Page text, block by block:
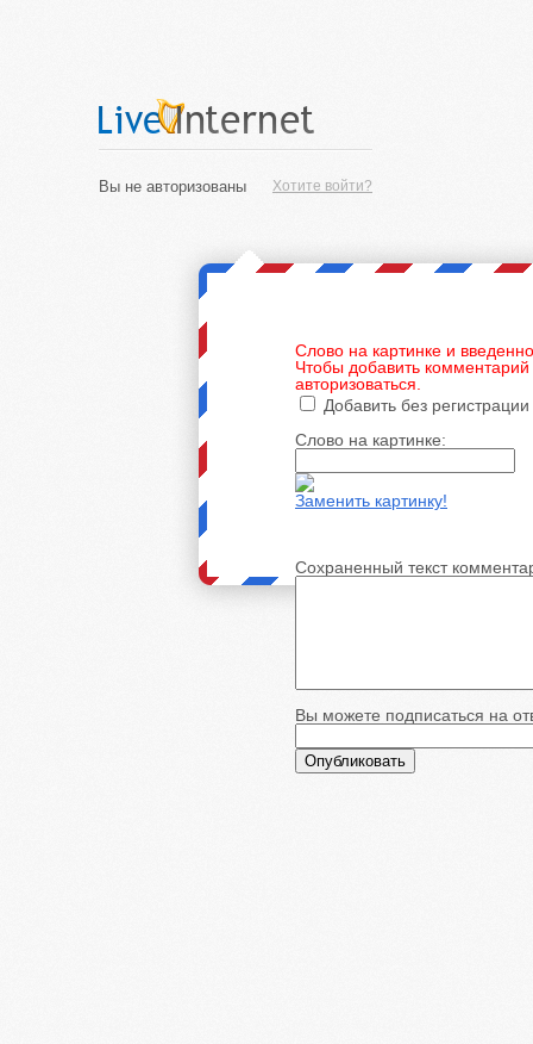
Хотите войти?
Вы не авторизованы
Слово на картинке и
Чтобы добавить комментарий
авторизоваться.
Добавить без регистрации
Слово на картинке:
Заменить картинку!
Сохраненный текст
Вы можете подписаться на